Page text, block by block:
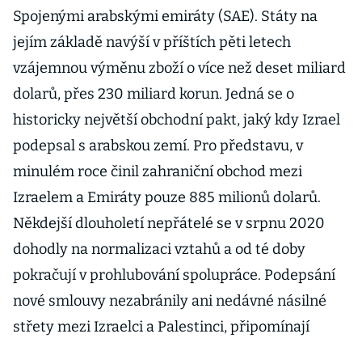
Spojenými arabskými emiráty (SAE). Státy na
jejím základě navýší v příštích pěti letech
vzájemnou výměnu zboží o více než deset miliard
dolarů, přes 230 miliard korun. Jedná se o
historicky největší obchodní pakt, jaký kdy Izrael
podepsal s arabskou zemí. Pro představu, v
minulém roce činil zahraniční obchod mezi
Izraelem a Emiráty pouze 885 milionů dolarů.
Někdejší dlouholetí nepřátelé se v srpnu 2020
dohodly na normalizaci vztahů a od té doby
pokračují v prohlubování spolupráce. Podepsání
nové smlouvy nezabránily ani nedávné násilné
střety mezi Izraelci a Palestinci, připomínají